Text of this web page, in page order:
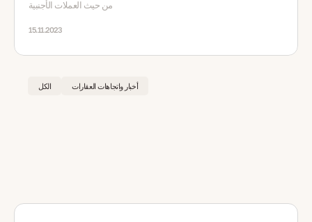
من حيث العملات الأجنبية
15.11.2023
الكل أخبار واتجاهات العقارات